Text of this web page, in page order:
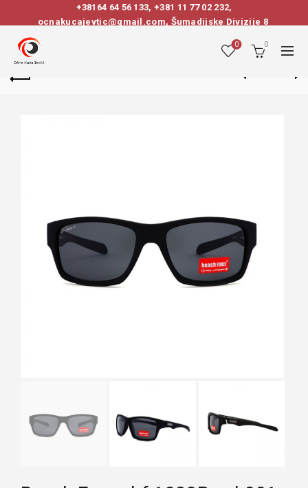
+38164 64 56 133, +381 11 77 02 232,
ocnakucajevtic@gmail.com, Šumadijske Divizije 8
0 0